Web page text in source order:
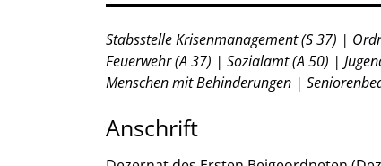
Beschreibung
Stabsstelle Krisenmanagement (S 37) |
Feuerwehr (A 37) | Sozialamt (A 50) |
Menschen mit Behinderungen |
Anschrift